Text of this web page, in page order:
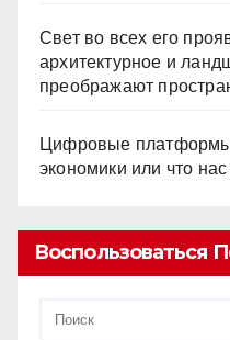
Свет во всех его
архитектурное и
преображают
Цифровые
экономики или что
Воспользоваться